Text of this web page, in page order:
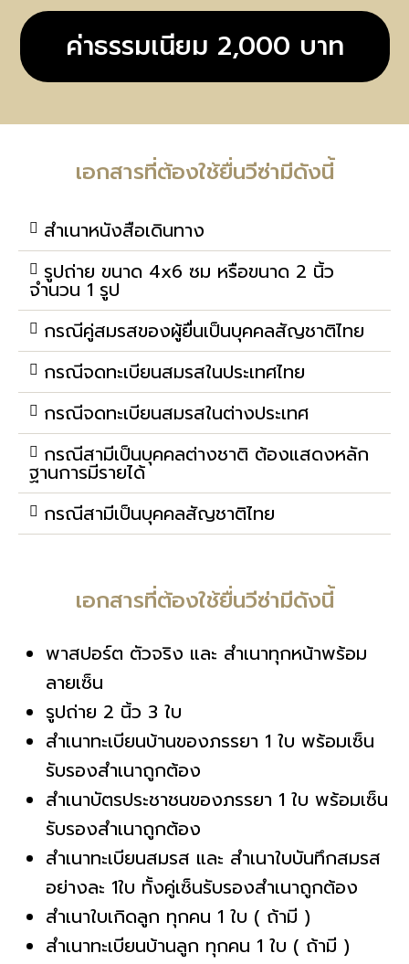
ค่าธรรมเนียม 2,000 บาท
เอกสารที่ต้องใช้ยื่นวีซ่ามีดังนี้
สำเนาหนังสือเดินทาง
รูปถ่าย ขนาด 4x6 ซม หรือขนาด 2 นิ้ว
จำนวน 1 รูป
กรณีคู่สมรสของผู้ยื่นเป็นบุคคลสัญชาติไทย
กรณีจดทะเบียนสมรสในประเทศไทย
กรณีจดทะเบียนสมรสในต่างประเทศ
กรณีสามีเป็นบุคคลต่างชาติ ต้องแสดงหลัก
ฐานการมีรายได้
กรณีสามีเป็นบุคคลสัญชาติไทย
เอกสารที่ต้องใช้ยื่นวีซ่ามีดังนี้
พาสปอร์ต ตัวจริง และ สำเนาทุกหน้าพร้อม
ลายเซ็น
รูปถ่าย 2 นิ้ว 3 ใบ
สำเนาทะเบียนบ้านของภรรยา 1 ใบ พร้อมเซ็น
รับรองสำเนาถูกต้อง
สำเนาบัตรประชาชนของภรรยา 1 ใบ พร้อมเซ็น
รับรองสำเนาถูกต้อง
สำเนาทะเบียนสมรส และ สำเนาใบบันทึกสมรส
อย่างละ 1ใบ ทั้งคู่เซ็นรับรองสำเนาถูกต้อง
สำเนาใบเกิดลูก ทุกคน 1 ใบ ( ถ้ามี )
สำเนาทะเบียนบ้านลูก ทุกคน 1 ใบ ( ถ้ามี )